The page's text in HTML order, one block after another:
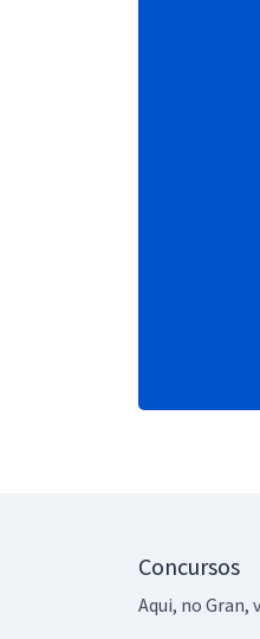
Concursos
Aqui, no Gran,